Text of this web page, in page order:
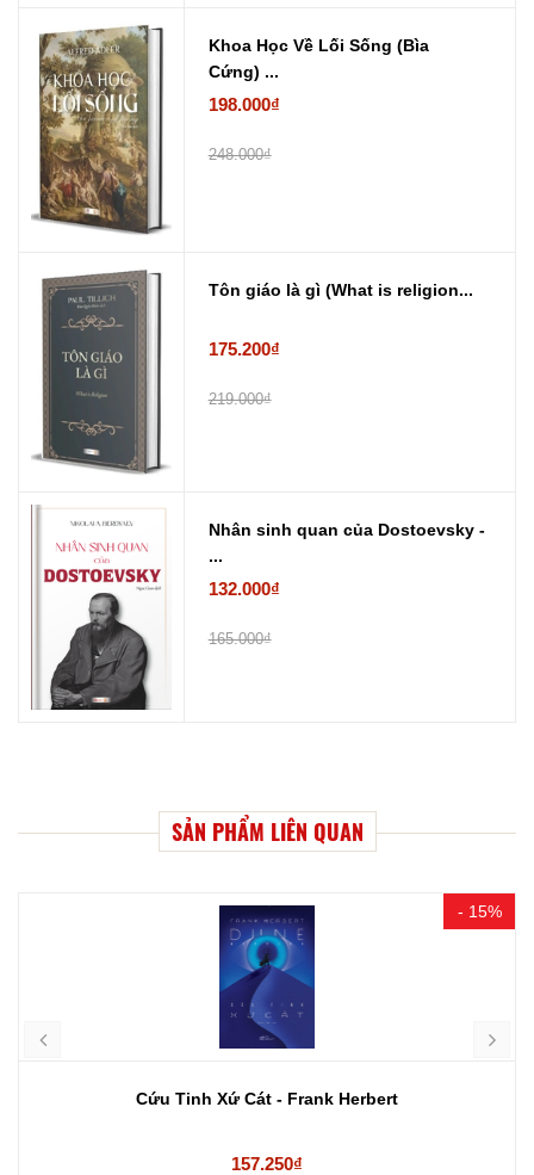
Khoa Học Về Lối Sống (Bìa
Cứng) ...
198.000₫
248.000₫
Tôn giáo là gì (What is religion...
175.200₫
219.000₫
Nhân sinh quan của Dostoevsky -
...
132.000₫
165.000₫
SẢN PHẨM LIÊN QUAN
- 15%
Cứu Tinh Xứ Cát - Frank Herbert
157.250₫